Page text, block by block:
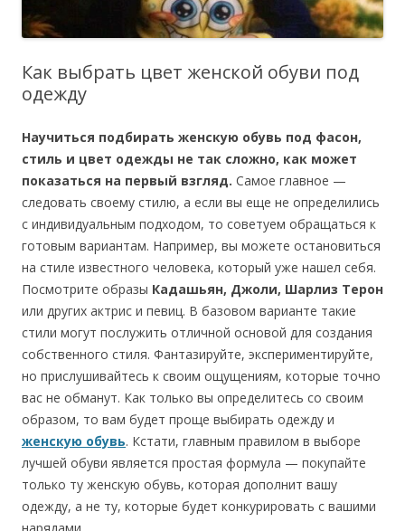
Как выбрать цвет женской обуви под
одежду
Научиться подбирать женскую обувь под фасон,
стиль и цвет одежды не так сложно, как может
показаться на первый взгляд. Самое главное —
следовать своему стилю, а если вы еще не определились
с индивидуальным подходом, то советуем обращаться к
готовым вариантам. Например, вы можете остановиться
на стиле известного человека, который уже нашел себя.
Посмотрите образы Кадашьян, Джоли, Шарлиз Терон
или других актрис и певиц. В базовом варианте такие
стили могут послужить отличной основой для создания
собственного стиля. Фантазируйте, экспериментируйте,
но прислушивайтесь к своим ощущениям, которые точно
вас не обманут. Как только вы определитесь со своим
образом, то вам будет проще выбирать одежду и
женскую обувь. Кстати, главным правилом в выборе
лучшей обуви является простая формула — покупайте
только ту женскую обувь, которая дополнит вашу
одежду, а не ту, которые будет конкурировать с вашими